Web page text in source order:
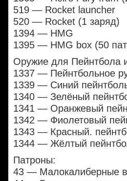
519 — Rocket launcher
520 — Rocket (1 заряд)
1394 — HMG
1395 — HMG box (50
Оружие для Пейнтбола
1337 — Пейнтбольное
1339 — Синий
1340 — Зелёный
1341 — Оранжевый
1342 — Фиолетовый
1343 — Красный.
1344 — Жёлтый
Патроны:
43 — Малокалиберные